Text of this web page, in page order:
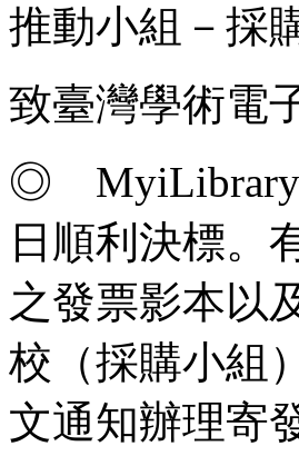
推動小組－採
致臺灣學術電
◎ MyiLibrary
日順利決標。
之發票影本以
校（採購小組
文通知辦理寄